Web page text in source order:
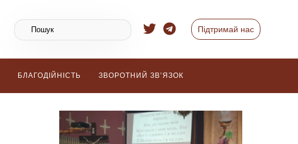
Підтримай нас
БЛАГОДІЙНІСТЬ ЗВОРОТНИЙ ЗВ’ЯЗОК